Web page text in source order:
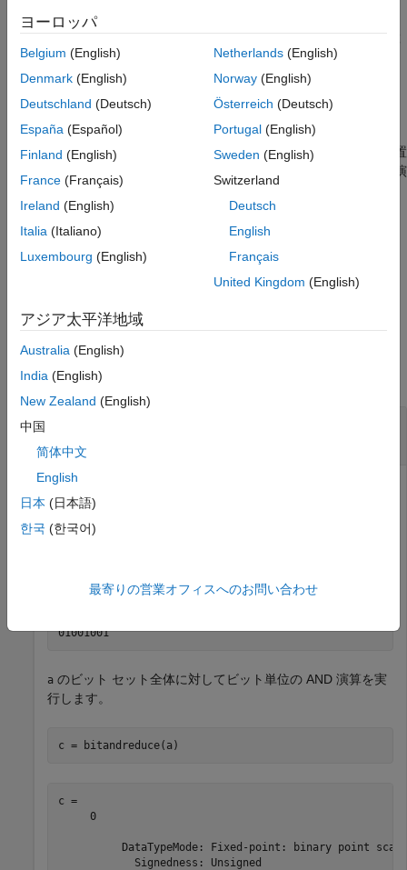
出力引数
= bitandreduce( , )は、位置lidxで開始し、LSB (位置
1 のビット) で終了するビットの連続範囲に対して、ビット単位
のAND演算を実行します。
c= bitandreduce( ridx)は、位置lidx で開始し、位置
演
算を実行します。
bitandreduce 引数は、次の条件を満たさなければなりません。
a.WordLength >= lidx >= ridx >= 1
例
すべて折りたたむ
固定小数点数を作成します。
01001001
a のビット セット全体に対してビット単位の AND 演算を実
行します。
c = bitandreduce(a)
c =
     0
DataTypeMode: Fixed-point: binary point
            Signedness: Unsigned
ヨーロッパ
Belgium (English)
Denmark (English)
Deutschland (Deutsch)
España (Español)
Finland (English)
France (Français)
Ireland (English)
Italia (Italiano)
Luxembourg (English)
Netherlands(English)
Norway(English)
Österreich (Deutsch)
Portugal(English)
Sweden (English)
Switzerland
Deutsch
English
Français
United Kingdom (English)
アジア太平洋地域
Australia (English)
India (English)
New Zealand (English)
中国
简体中文
English
日本 (日本語)
한국 (한국어)
最寄りの営業オフィスへのお問い合わせ